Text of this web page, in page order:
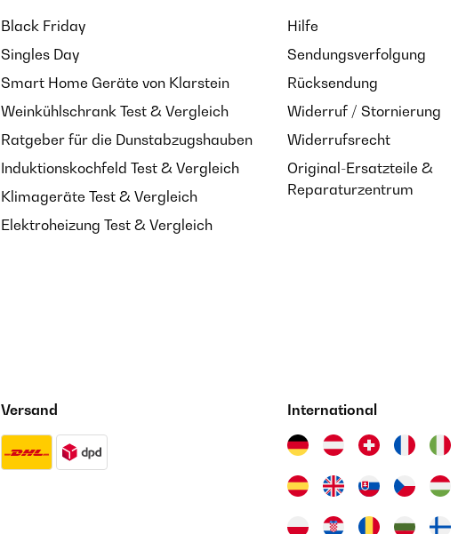
Black Friday
Singles Day
Smart Home Geräte von Klarstein
Weinkühlschrank Test & Vergleich
Ratgeber für die Dunstabzugshauben
Induktionskochfeld Test & Vergleich
Klimageräte Test & Vergleich
Elektroheizung Test & Vergleich
Hilfe
Sendungsverfolgung
Rücksendung
Widerruf / Stornierung
Widerrufsrecht
Original-Ersatzteile &
Reparaturzentrum
Versand International